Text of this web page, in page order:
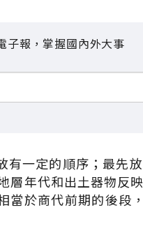
子報，掌握國內外大事
一定的順序；最先
層年代和出土器物反
於商代前期的後段